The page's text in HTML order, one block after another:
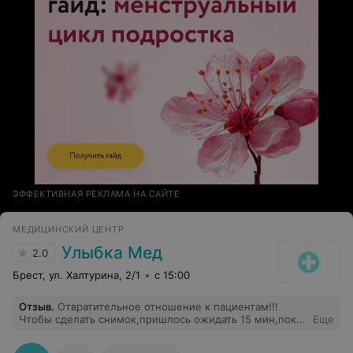
ЭФФЕКТИВНАЯ РЕКЛАМА НА САЙТЕ
МЕДИЦИНСКИЙ ЦЕНТР
2.0 Улыбка Мед
Брест, ул. Халтурина, 2/1 с 15:00
Отзыв. Отвратительное отношение к пациентам!!!
Чтобы сделать снимок,пришлось ожидать 15 мин,пока
по телефону по личным вопросам,попечатает,в итоге
Еще